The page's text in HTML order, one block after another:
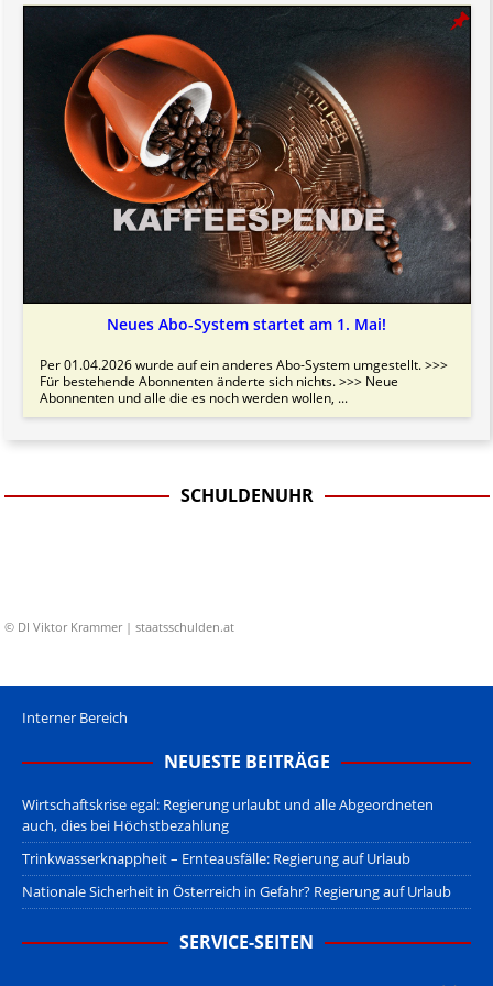
Neues Abo-System startet am 1. Mai!
Per 01.04.2026 wurde auf ein anderes Abo-System umgestellt. >>>
Für bestehende Abonnenten änderte sich nichts. >>> Neue
Abonnenten und alle die es noch werden wollen, ...
SCHULDENUHR
© DI Viktor Krammer | staatsschulden.at
Interner Bereich
NEUESTE BEITRÄGE
Wirtschaftskrise egal: Regierung urlaubt und alle Abgeordneten
auch, dies bei Höchstbezahlung
Trinkwasserknappheit – Ernteausfälle: Regierung auf Urlaub
Nationale Sicherheit in Österreich in Gefahr? Regierung auf Urlaub
SERVICE-SEITEN